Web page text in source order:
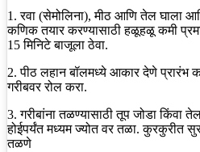
1. रवा (सेमोलिना), मीठ आणि तेल घाला
कणिक तयार करण्यासाठी हळूहळू कमी
15 मिनिटे बाजूला ठेवा.
2. पीठ लहान बॉलमध्ये आकार देणे प्रारंभ
गरीबवर रोल करा.
3. गरीबांना तळण्यासाठी तूप जोडा किंवा
होईपर्यंत मध्यम ज्योत वर तळा. कुरकुरीत
तळणे